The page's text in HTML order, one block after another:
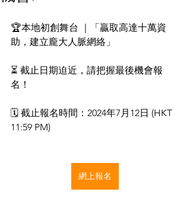
🏆本地初創舞台 ｜「贏取高達十萬資
助，建立龐大人脈網絡」
⏳ 截止日期迫近，請把握最後機會報
名！
🗓 截止報名時間：2024年7月12日 (HKT
11:59 PM)
網上報名